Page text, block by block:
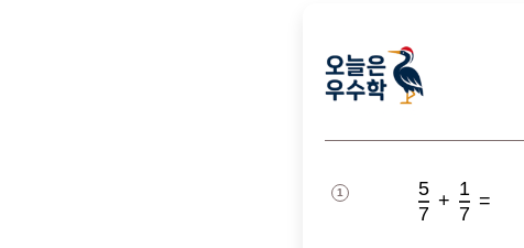
1
5
7
+
1
7
=